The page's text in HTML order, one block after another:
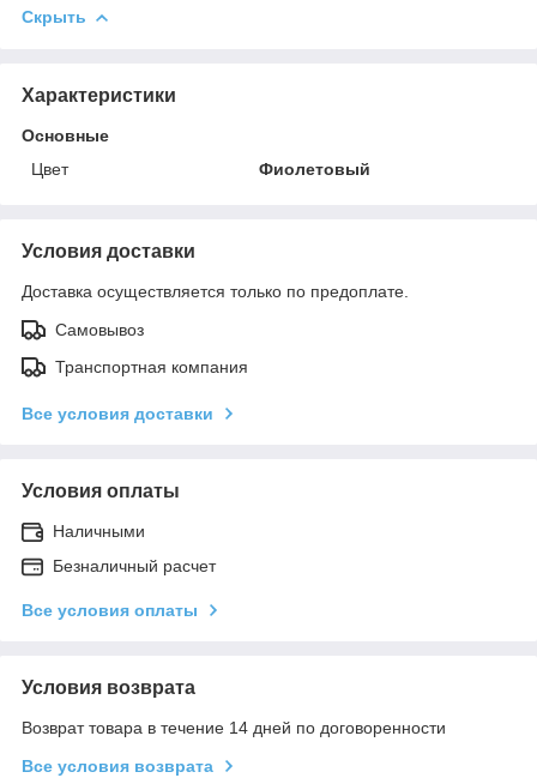
Скрыть
Характеристики
Основные
Цвет
Фиолетовый
Условия доставки
Доставка осуществляется только по предоплате.
Самовывоз
Транспортная компания
Все условия доставки
Условия оплаты
Наличными
Безналичный расчет
Все условия оплаты
Условия возврата
Возврат товара в течение 14 дней по договоренности
Все условия возврата